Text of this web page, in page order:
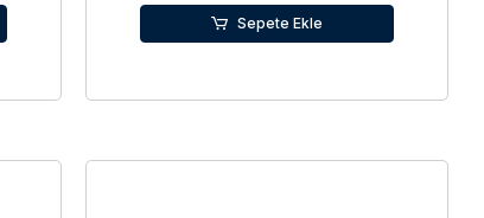
Sepete Ekle